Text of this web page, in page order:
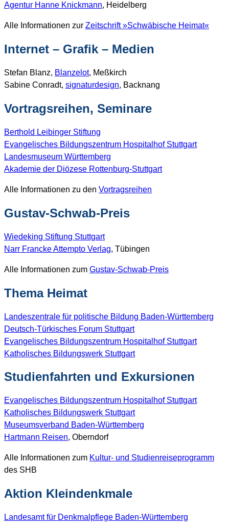
Agentur Hanne Knickmann, Heidelberg
Alle Informationen zur Zeitschrift »Schwäbische Heimat«
Internet – Grafik – Medien
Stefan Blanz, Blanzelot, Meßkirch
Sabine Conradt, signaturdesign, Backnang
Vortragsreihen, Seminare
Berthold Leibinger Stiftung
Evangelisches Bildungszentrum Hospitalhof Stuttgart
Landesmuseum Württemberg
Akademie der Diözese Rottenburg-Stuttgart
Alle Informationen zu den Vortragsreihen
Gustav-Schwab-Preis
Wiedeking Stiftung Stuttgart
Narr Francke Attempto Verlag, Tübingen
Alle Informationen zum Gustav-Schwab-Preis
Thema Heimat
Landeszentrale für politische Bildung Baden-Württemberg
Deutsch-Türkisches Forum Stuttgart
Evangelisches Bildungszentrum Hospitalhof Stuttgart
Katholisches Bildungswerk Stuttgart
Studienfahrten und Exkursionen
Evangelisches Bildungszentrum Hospitalhof Stuttgart
Katholisches Bildungswerk Stuttgart
Museumsverband Baden-Württemberg
Hartmann Reisen, Oberndorf
Alle Informationen zum Kultur- und Studienreiseprogramm
des SHB
Aktion Kleindenkmale
Landesamt für Denkmalpflege Baden-Württemberg